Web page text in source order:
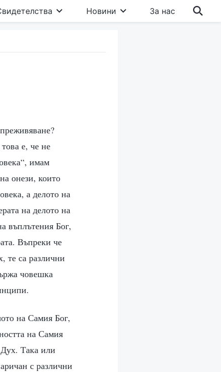
Новини За нас
е, че не
имам
онези, които
а делото на
на делото на
въплътения Бог,
Въпреки че
те са различни
човешка
на Самия Бог,
на Самия
Така или
с различни